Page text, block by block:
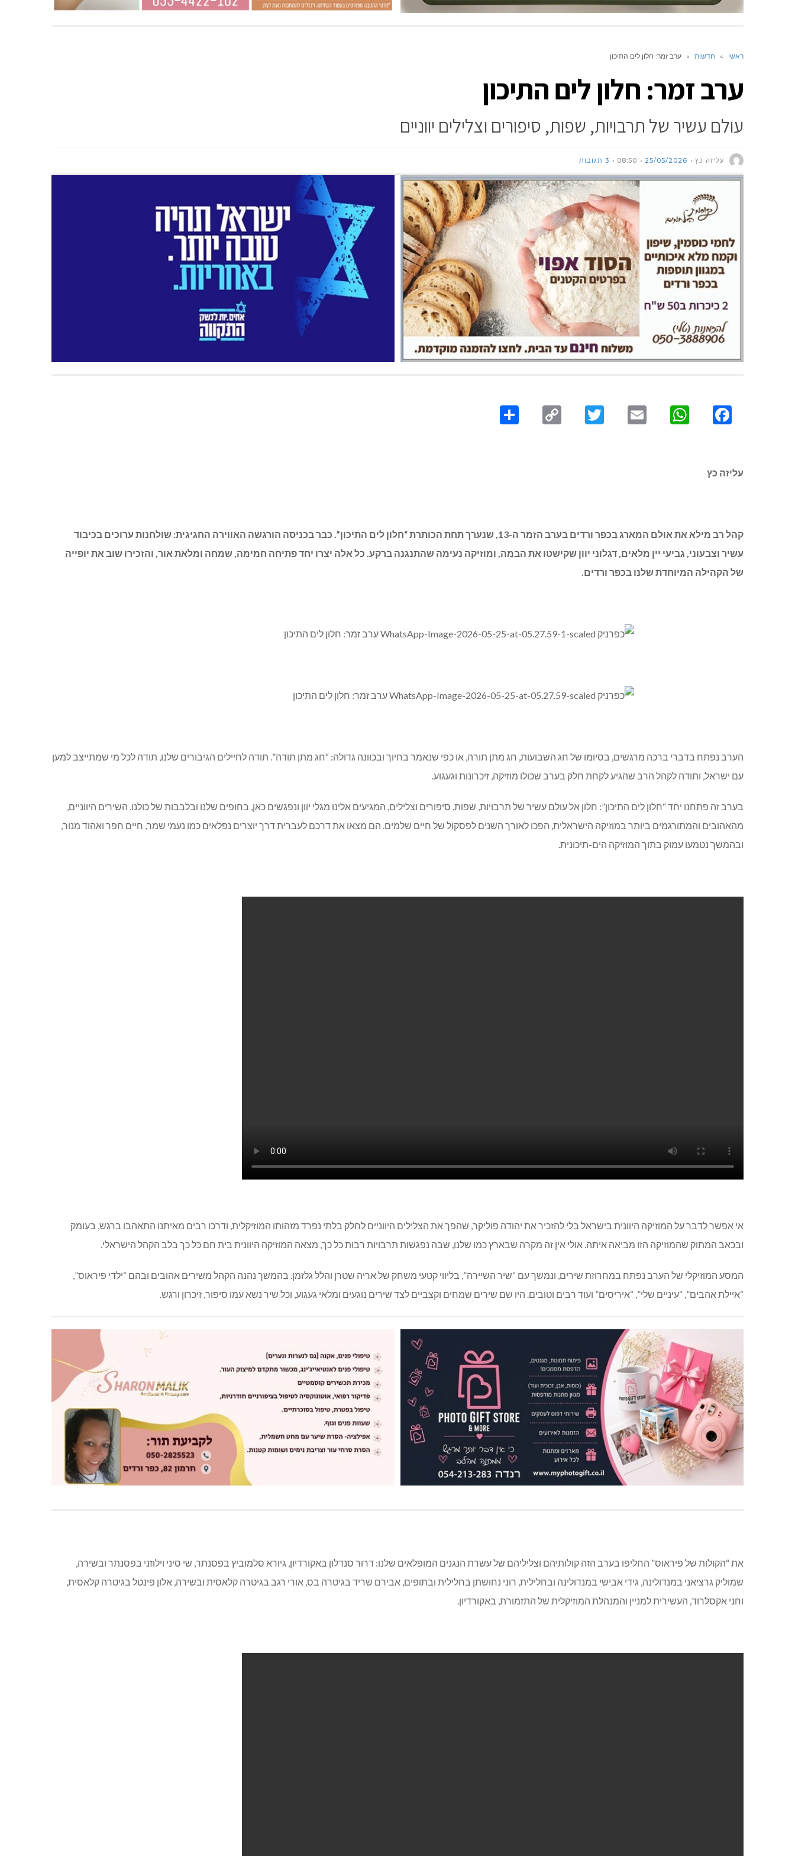
ראשי » חדשות » ערב זמר: חלון לים התיכון
ערב זמר: חלון לים התיכון
עולם עשיר של תרבויות, שפות, סיפורים וצלילים יווניים
עליזה כץ 25/05/2026
08:50 3 תגובות
Facebook
WhatsApp
Email
Twitter
Copy
עליזה כץ
קהל רב מילא את אולם המארג בכפר ורדים בערב הזמר ה-13, שנערך תחת הכותרת “חלון לים התיכון”. כבר בכניסה הורגשה האווירה החגיגית: שולחנות ערוכים בכיבוד
עשיר וצבעוני, גביעי יין מלאים, דגלוני יוון שקישטו את הבמה, ומוזיקה נעימה שהתנגנה ברקע. כל אלה יצרו יחד פתיחה חמימה, שמחה ומלאת אור, והזכירו שוב את יופייה
של הקהילה המיוחדת שלנו בכפר ורדים.
הערב נפתח בדברי ברכה מרגשים, בסיומו של חג השבועות, חג מתן תורה, או כפי שנאמר בחיוך ובכוונה גדולה: “חג מתן תודה”. תודה לחיילים הגיבורים שלנו, תודה לכל מי שמתייצב למען
עם ישראל, ותודה לקהל הרב שהגיע לקחת חלק בערב שכולו מוזיקה, זיכרונות וגעגוע.
בערב זה פתחנו יחד “חלון לים התיכון”: חלון אל עולם עשיר של תרבויות, שפות, סיפורים וצלילים, המגיעים אלינו מגלי יוון ונפגשים כאן, בחופים שלנו ובלבבות של כולנו. השירים היווניים,
מהאהובים והמתורגמים ביותר במוזיקה הישראלית, הפכו לאורך השנים לפסקול של חיים שלמים. הם מצאו את דרכם לעברית דרך יוצרים נפלאים כמו נעמי שמר, חיים חפר ואהוד מנור,
ובהמשך נטמעו עמוק בתוך המוזיקה הים-תיכונית.
אי אפשר לדבר על המוזיקה היוונית בישראל בלי להזכיר את יהודה פוליקר, שהפך את הצלילים היווניים לחלק בלתי נפרד מזהותו המוזיקלית, ודרכו רבים מאיתנו התאהבו ברגש, בעומק
ובכאב המתוק שהמוזיקה הזו מביאה איתה. אולי אין זה מקרה שבארץ כמו שלנו, שבה נפגשות תרבויות רבות כל כך, מצאה המוזיקה היוונית בית חם כל כך בלב הקהל הישראלי.
המסע המוזיקלי של הערב נפתח במחרוזת שירים, ונמשך עם “שיר השיירה”, בליווי קטעי משחק של אריה שטרן והלל גלזמן. בהמשך נהנה הקהל משירים אהובים ובהם “ילדי פיראוס”,
“איילת אהבים”, “עיניים שלי”, “איריסים” ועוד רבים וטובים. היו שם שירים שמחים וקצביים לצד שירים נוגעים ומלאי געגוע, וכל שיר נשא עמו סיפור, זיכרון ורגש.
את “הקולות של פיראוס” החליפו בערב הזה קולותיהם וצליליהם של עשרת הנגנים המופלאים שלנו: דרור סנדלון באקורדיון, גיורא סלמוביץ בפסנתר, שי סיני וילוזני בפסנתר ובשירה,
שמוליק גרציאני במנדולינה, גידי אבישי במנדולינה ובחלילית, רוני נחושתן בחלילית ובתופים, אבירם שריד בגיטרה בס, אורי רגב בגיטרה קלאסית ובשירה, אלון פינטל בגיטרה קלאסית,
וחני אקסלרוד, העשירית למניין והמנהלת המוזיקלית של התזמורת, באקורדיון.